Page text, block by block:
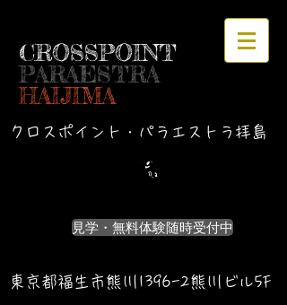
CROSSPOINT
PARAESTRA
HAIJIMA
クロスポイント・パラエストラ拝島
見学・無料体験随時受付中
東京都福生市熊川1396-2熊川ビル5F